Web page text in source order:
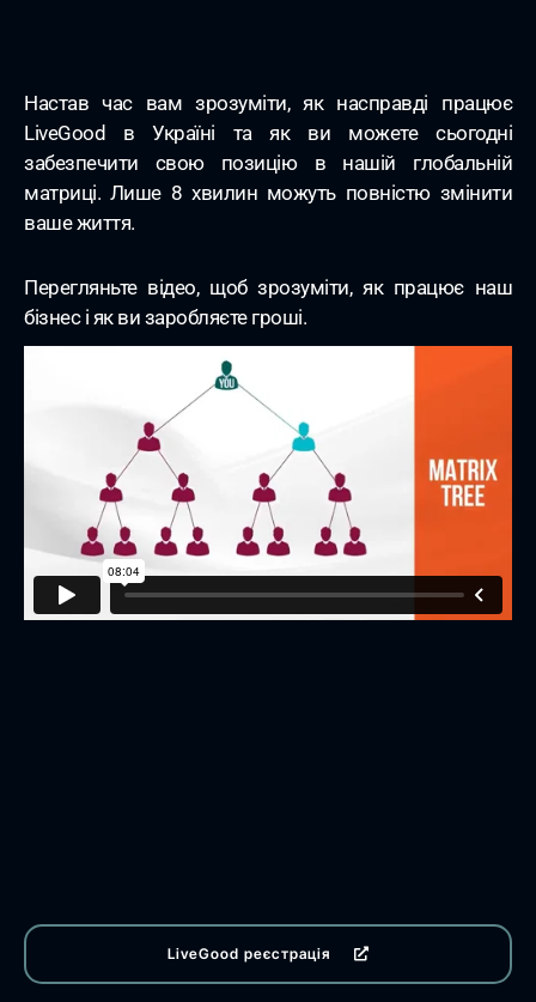
Настав час вам зрозуміти, як насправді працює
LiveGood в Україні та як ви можете сьогодні
забезпечити свою позицію в нашій глобальній
матриці. Лише 8 хвилин можуть повністю змінити
ваше життя.
Перегляньте відео, щоб зрозуміти, як працює наш
бізнес і як ви заробляєте гроші.
LiveGood реєстрація